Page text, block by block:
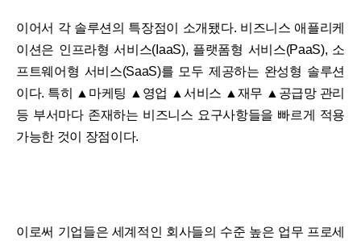
이어서 각 솔루션의 특장점이 소개됐다. 비즈니스 애플리케
이션은 인프라형 서비스(IaaS), 플랫폼형 서비스(PaaS), 소
프트웨어형 서비스(SaaS)를 모두 제공하는 완성형 솔루션
이다. 특히 ▲마케팅 ▲영업 ▲서비스 ▲재무 ▲공급망 관리
등 부서마다 존재하는 비즈니스 요구사항들을 빠르게 적용
가능한 것이 장점이다.
이로써 기업들은 세계적인 회사들의 수준 높은 업무 프로세